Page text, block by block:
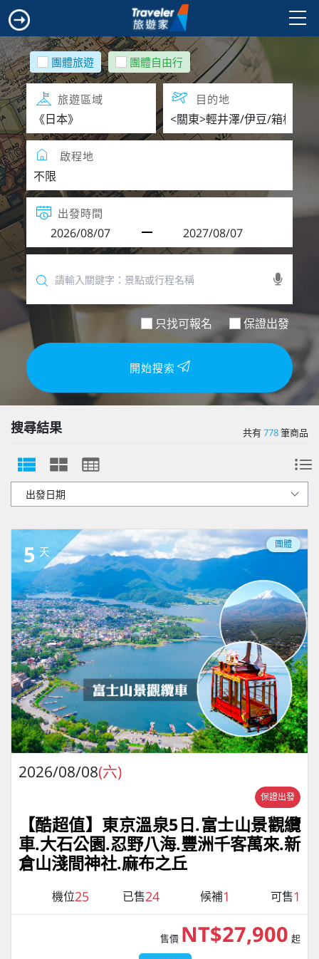
團體旅遊 團體自由行
旅遊區域 目的地
啟程地
出發時間
只找可報名 保證出發
開始搜索
搜尋結果 共有778筆商品
5 天
團體
2026/08/08(六)
保證出發
【酷超值】東京溫泉5日.富士山景觀纜
車.大石公園.忍野八海.豐洲千客萬來.新
倉山淺間神社.麻布之丘
機位25 已售24 候補1 可售1
售價 NT$27,900 起